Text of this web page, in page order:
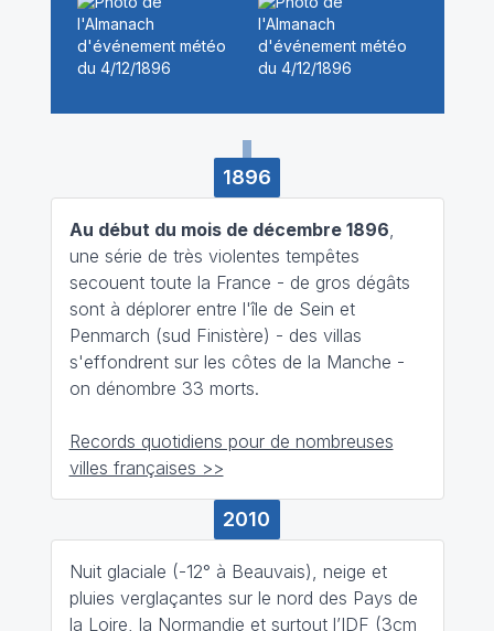
1896
Au début du mois de décembre 1896
une série de très violentes tempêtes
secouent toute la France - de gros dégâts
sont à déplorer entre l'île de Sein et
Penmarch (sud Finistère) - des villas
s'effondrent sur les côtes de la Manche -
on dénombre 33 morts.
Records quotidiens pour de nombreuses
villes françaises >>
2010
Nuit glaciale (-12° à Beauvais), neige et
pluies verglaçantes sur le nord des Pays de
la Loire, la Normandie et surtout l’IDF (3cm